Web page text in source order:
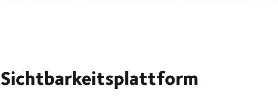
Sichtbarkeitsplattform